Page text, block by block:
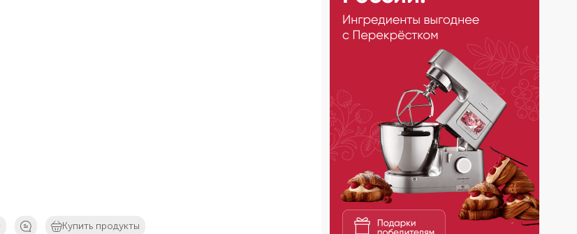
Купить продукты